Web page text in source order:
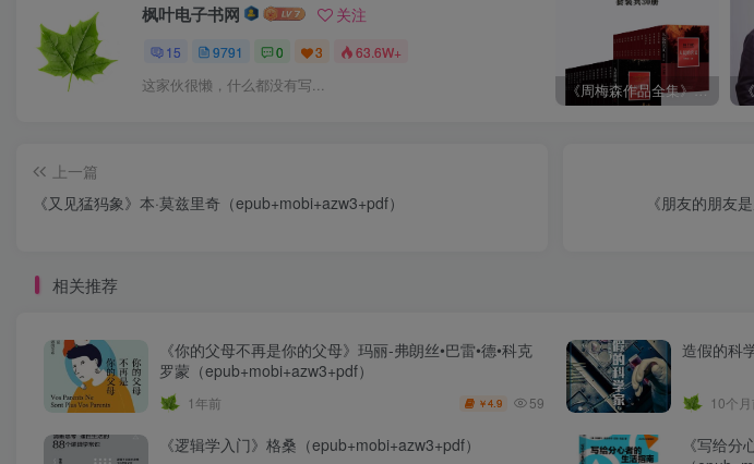
枫叶电子书网 关注
15 9791 0 3 63.6W+
这家伙很懒，什么都没有写... 《周梅森作品全集》[共30册]
上一篇
《又见猛犸象》本·莫兹里奇（epub+mobi+azw3+pdf）
《朋友的朋友
相关推荐
《你的父母不再是你的父母》玛丽-弗朗丝•巴雷•德•科克
罗蒙（epub+mobi+azw3+pdf）
1年前 ￥4.9 59
造假的科
10个
《逻辑学入门》格桑（epub+mobi+azw3+pdf）
《写给分